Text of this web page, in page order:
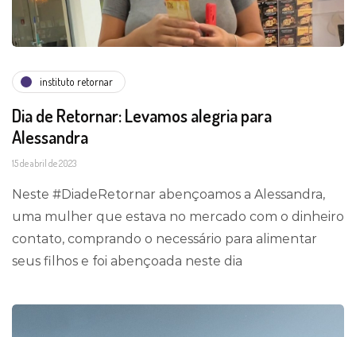
instituto retornar
Dia de Retornar: Levamos alegria para
Alessandra
15 de abril de 2023
Neste #DiadeRetornar abençoamos a Alessandra,
uma mulher que estava no mercado com o dinheiro
contato, comprando o necessário para alimentar
seus filhos e foi abençoada neste dia